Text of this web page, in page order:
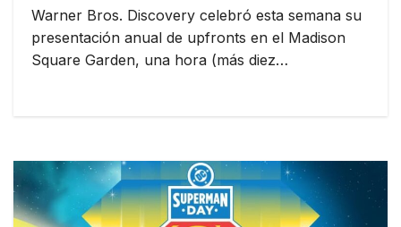
Warner Bros. Discovery celebró esta semana su
presentación anual de upfronts en el Madison
Square Garden, una hora (más diez…